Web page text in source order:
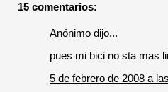
15 comentarios:
Anónimo dijo...
pues mi bici no sta mas
5 de febrero de 2008 a